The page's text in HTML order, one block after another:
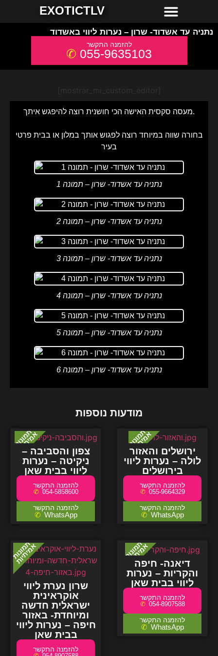
EXOTICTLV
נתניה עד אשדוד- שרון – נערות ליווי באשדוד
055-9635103
[mostrar_mi_custom_editor]
מעסה סקסית האישה הכי חושנית רוצה להיפגש איתך.
בחורה שווה במיוחד רוצה לפגוש אותך במלון או בבית פרטי
בעיר
נתניה עד אשדוד- שרון – תמונה 1
נתניה עד אשדוד- שרון – תמונה 2
נתניה עד אשדוד- שרון – תמונה 3
נתניה עד אשדוד- שרון – תמונה 4
נתניה עד אשדוד- שרון – תמונה 5
נתניה עד אשדוד- שרון – תמונה 6
מודעות נוספות
צפון והסביבה –
ניקיטה – נערות
ליווי בבית שאן
054-5858600
WhatsApp
ירושלים והאזור
לולה – נערות ליווי
בירושלים
055-9664329
WhatsApp
שרון נערת ליווי
אוקראינית
ישראלית חדשה
ומיוחדת- באזור
חיפה – נערות ליווי
בבית שאן
דיאנה- חיפה
והקריות – נערות
ליווי בבית שאן
054-8907588
WhatsApp